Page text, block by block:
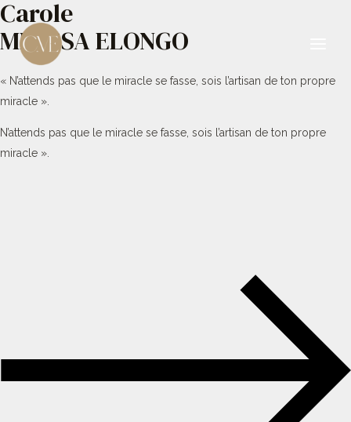
Aller
contenu
Carole
MBESSA ELONGO
« N’attends pas que le miracle se fasse, sois l’artisan de ton propre
miracle ».
N’attends pas que le miracle se fasse, sois l’artisan de ton propre
miracle ».